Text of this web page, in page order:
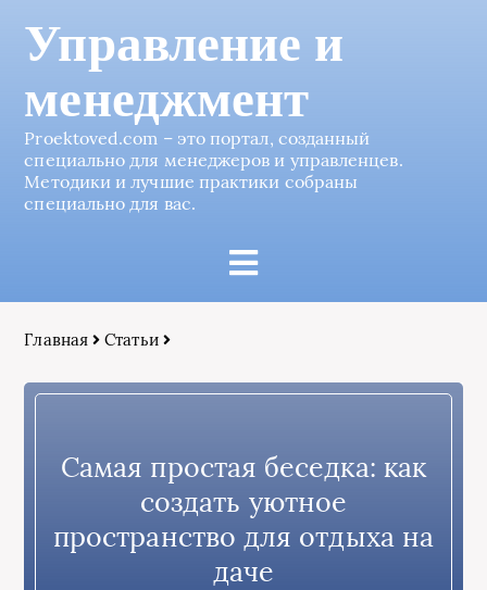
Управление и
менеджмент
Proektoved.com – это портал, созданный
специально для менеджеров и управленцев.
Методики и лучшие практики собраны
специально для вас.
Главная Статьи
Самая простая беседка: как
создать уютное
пространство для отдыха на
даче